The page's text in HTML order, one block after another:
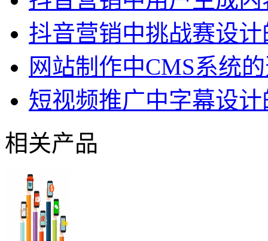
抖音营销中挑战赛设
网站制作中CMS系统
短视频推广中字幕设
相关产品